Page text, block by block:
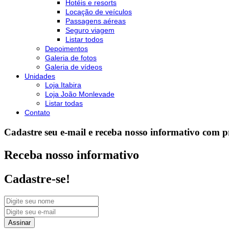
Hotéis e resorts
Locação de veículos
Passagens aéreas
Seguro viagem
Listar todos
Depoimentos
Galeria de fotos
Galeria de vídeos
Unidades
Loja Itabira
Loja João Monlevade
Listar todas
Contato
Cadastre seu e-mail e receba nosso informativo com
Receba nosso informativo
Cadastre-se!
Assinar